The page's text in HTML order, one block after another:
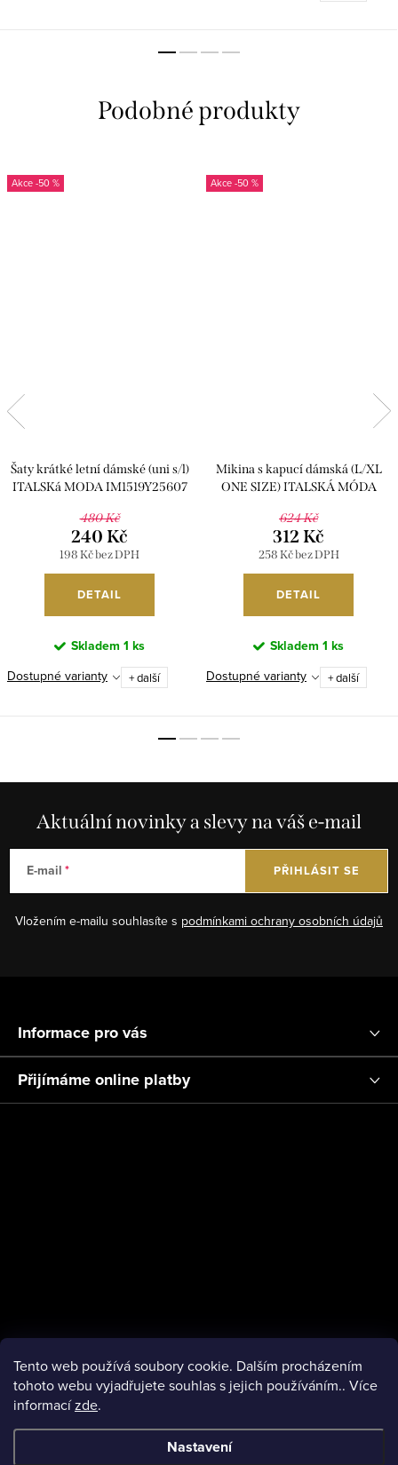
Tento web používá soubory cookie. Dalším procházením
tohoto webu vyjadřujete souhlas s jejich používáním.. Více
informacízde.
Nastavení
-50 %
Šaty krátké letní dámské (uni s/l)
ITALSKá MODA IM1519Y25607
480 Kč
198 Kč bez DPH
240 Kč
DETAIL
Skladem 1 ks
Dostupné varianty + další
-50 %
Mikina s kapucí dámská (L/XL
ONE SIZE) ITALSKÁ MÓDA
624 Kč
258 Kč bez DPH
312 Kč
DETAIL
Skladem 1 ks
Dostupné varianty + další
Aktuální novinky a slevy na váš e-mail
E-mail
Vložením e-mailu souhlasíte s podmínkami ochrany osobních údajů
PŘIHLÁSIT SE
p
t
Informace pro vás
Přijímáme online platby